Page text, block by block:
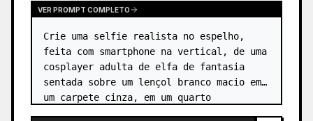
VER PROMPT COMPLETO
Crie uma selfie realista no espelho,
feita com smartphone na vertical, de uma
cosplayer adulta de elfa de fantasia
sentada sobre um lençol branco macio em
um carpete cinza, em um quarto